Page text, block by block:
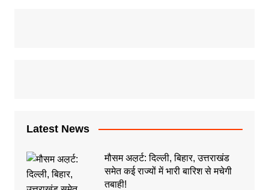
Latest News
मौसम अल़र्ट: दिल्ली, बिहार, उत्तराखंड
समेत कई राज्यों में भारी बारिश से मचेगी
तबाही!